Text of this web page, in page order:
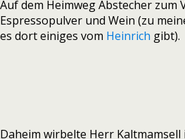
Auf dem Heimweg Abstecher zum
Espressopulver und Wein (zu
es dort einiges vom Heinrich gibt).
Daheim wirbelte Herr Kaltmamsell